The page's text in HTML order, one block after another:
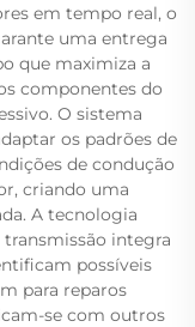
em tempo real, o
uma entrega
que maximiza a
componentes do
O sistema
os padrões de
de condução
criando uma
A tecnologia
integra
possíveis
para reparos
se com outros